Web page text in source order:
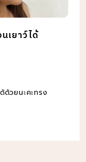
เยาว์ได้
ด้วยนะคะทรง